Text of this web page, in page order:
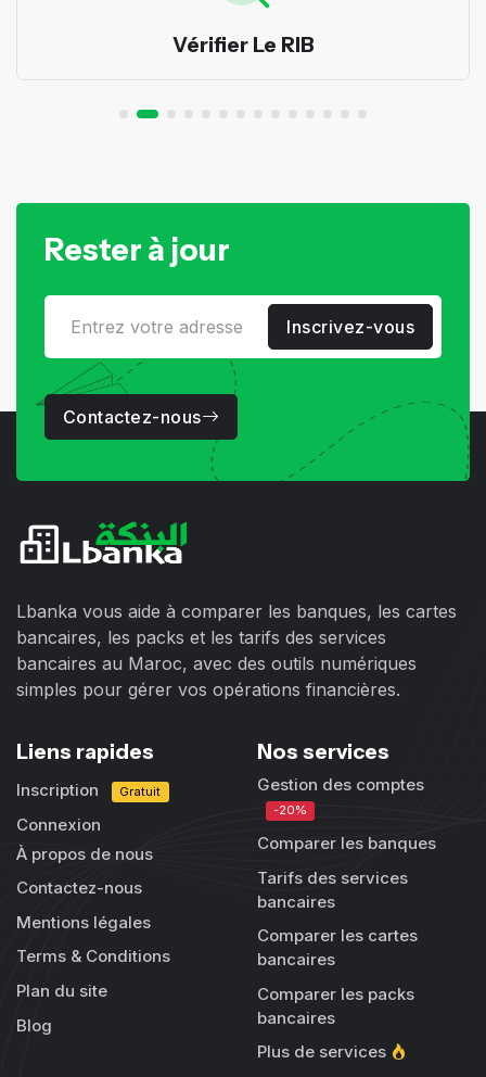
Vérifier Le RIB
Rester à jour
Inscrivez-vous
Contactez-nous
Lbanka vous aide à comparer les banques, les cartes
bancaires, les packs et les tarifs des services
bancaires au Maroc, avec des outils numériques
simples pour gérer vos opérations financières.
Liens rapides
Inscription Gratuit
Connexion
À propos de nous
Contactez-nous
Mentions légales
Terms & Conditions
Plan du site
Blog
Nos services
Gestion des comptes
-20%
Comparer les banques
Tarifs des services
bancaires
Comparer les cartes
bancaires
Comparer les packs
bancaires
Plus de services